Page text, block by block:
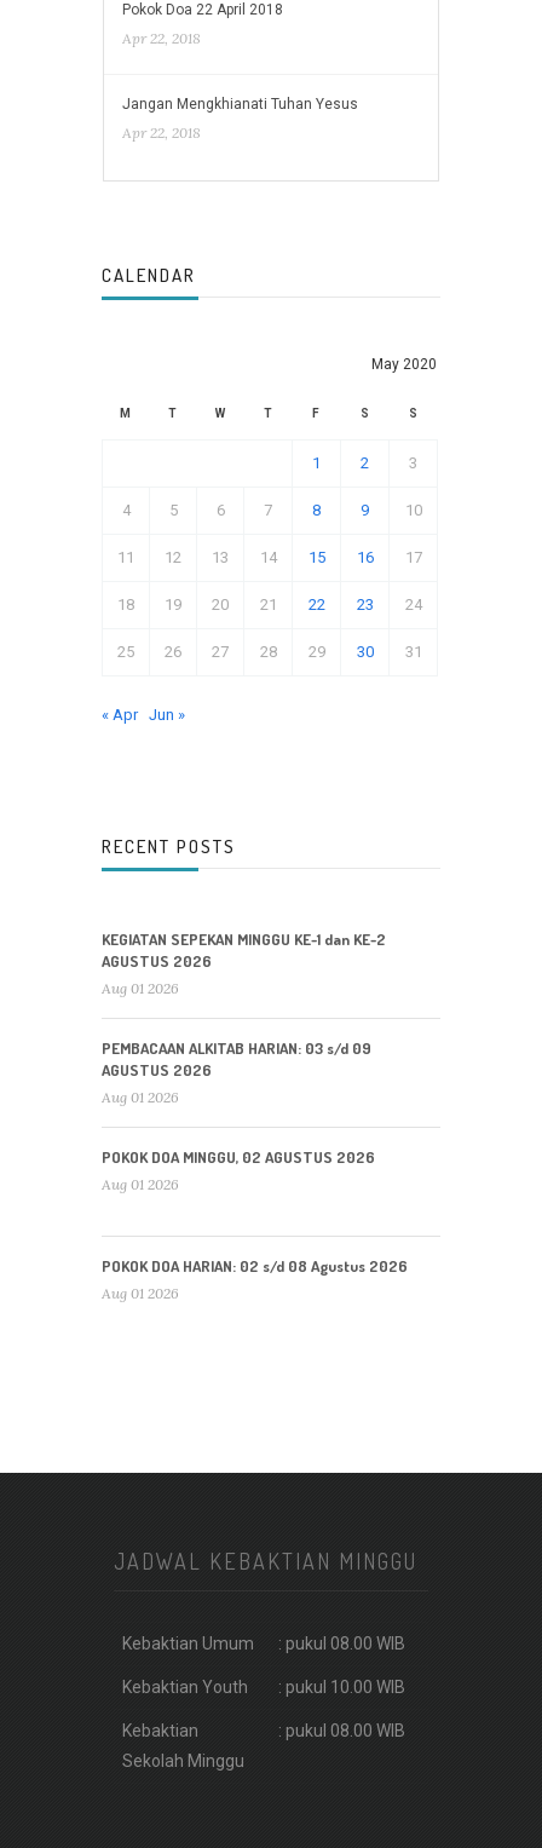
Pokok Doa 22 April 2018
Apr 22, 2018
Jangan Mengkhianati Tuhan Yesus
Apr 22, 2018
CALENDAR
May 2020
M T W T F S S
1 2 3
4 5 6 7 8 9 10
11 12 13 14 15 16 17
18 19 20 21 22 23 24
25 26 27 28 29 30 31
« Apr Jun »
RECENT POSTS
KEGIATAN SEPEKAN MINGGU KE-1 dan KE-2
AGUSTUS 2026
Aug 01 2026
PEMBACAAN ALKITAB HARIAN: 03 s/d 09
AGUSTUS 2026
Aug 01 2026
POKOK DOA MINGGU, 02 AGUSTUS 2026
Aug 01 2026
POKOK DOA HARIAN: 02 s/d 08 Agustus 2026
Aug 01 2026
JADWAL KEBAKTIAN MINGGU
Kebaktian Umum : pukul 08.00 WIB
Kebaktian Youth : pukul 10.00 WIB
Kebaktian
Sekolah Minggu
: pukul 08.00 WIB